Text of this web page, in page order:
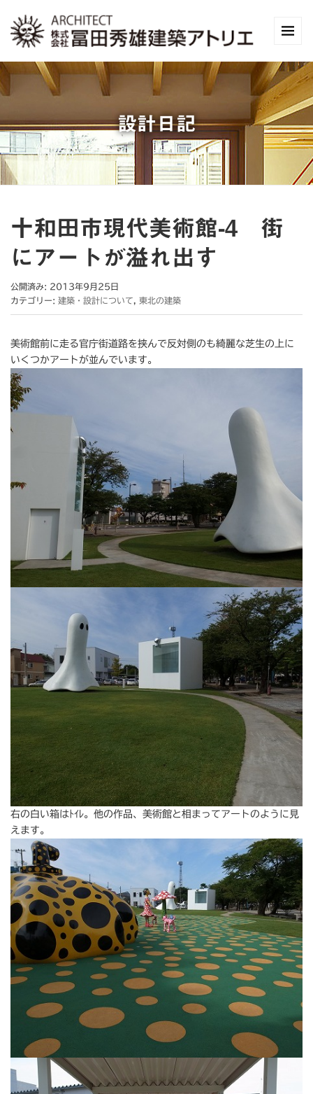
設計日記
十和田市現代美術館-4 街
にアートが溢れ出す
公開済み: 2013年9月25日
カテゴリー: 建築・設計について 東北の建築
美術館前に走る官庁街道路を挟んで反対側のも綺麗な芝生の上に
いくつかアートが並んでいます。
右の白い箱はﾄｲﾚ。他の作品、美術館と相まってアートのように見
えます。